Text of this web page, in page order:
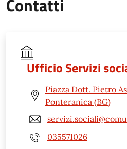
Ufficio Servizi
Piazza Dott. Pietro
Ponteranica (BG)
035571026